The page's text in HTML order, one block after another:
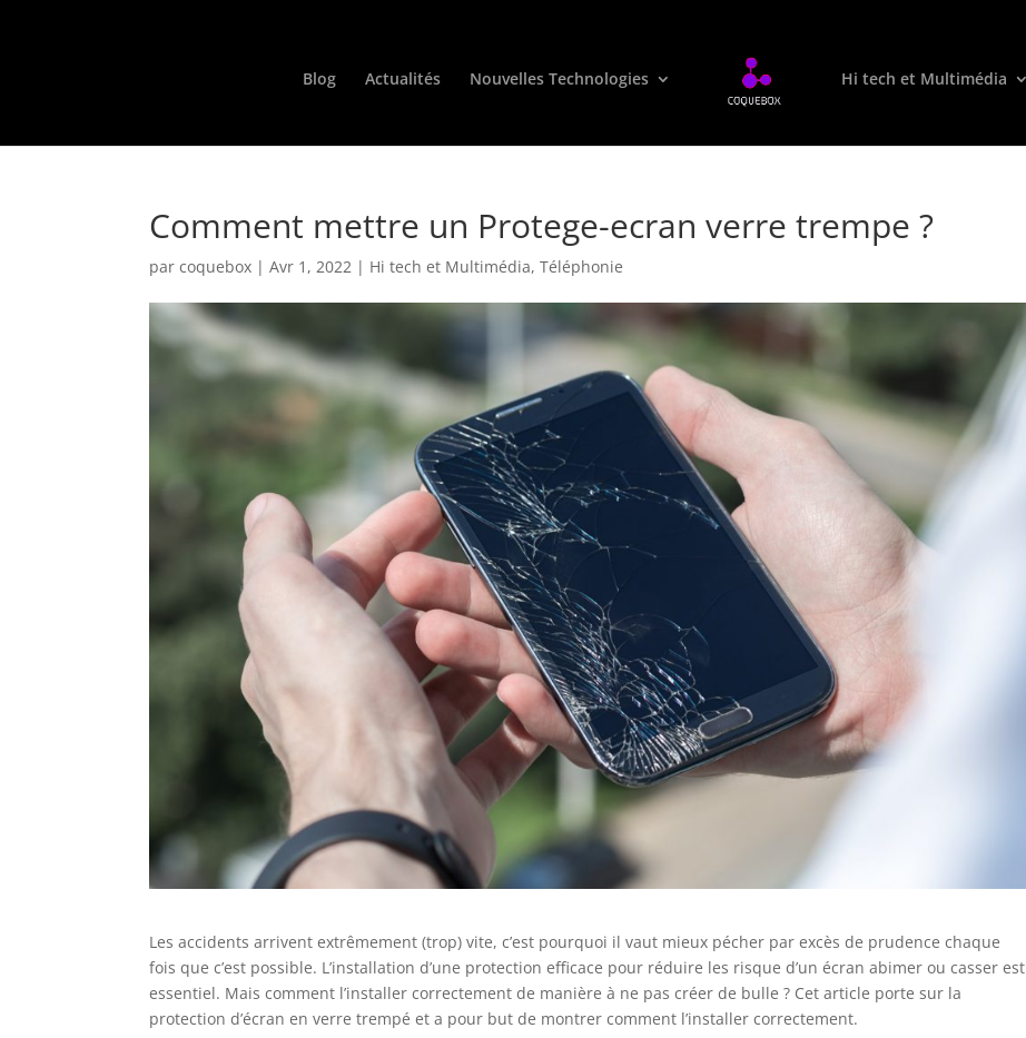
Blog Actualités Nouvelles Technologies Hi tech et Multimédia
Comment mettre un Protege-ecran verre trempe ?
parcoquebox |Avr 1, 2022 | Hi tech et Multimédia,Téléphonie
Les accidents arrivent extrêmement (trop) vite, c’est pourquoi il vaut mieux pécher par excès de prudence chaque
fois que c’est possible. L’installation d’une protection efficace pour réduire les risque d’un écran abimer ou casser est
essentiel. Mais comment l’installer correctement de manière à ne pas créer de bulle ? Cet article porte sur la
protection d’écran en verre trempé et a pour but de montrer comment l’installer correctement.